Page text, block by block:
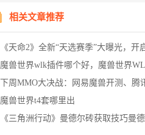
相关文章推荐
《天命2》全新“天选赛季”大曝光，开
魔兽世界wlk插件哪个好，魔兽世界
下周MMO大决战：网易魔兽开测、腾
网3抢人，剑网三怀旧服大战是什么
魔兽世界t4套哪里出
《三角洲行动》曼德尔砖获取技巧曼